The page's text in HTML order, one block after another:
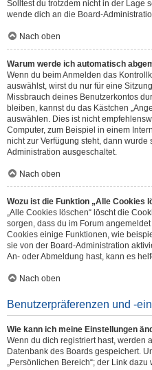
Solltest du trotzdem nicht in der Lage
wende dich an die Board-
Nach oben
Warum werde ich automatisch
Wenn du beim Anmelden das
auswählst, wirst du nur für eine
Missbrauch deines Benutzerkontos
bleiben, kannst du das Kästchen
auswählen. Dies ist nicht
Computer, zum Beispiel in einem
nicht zur Verfügung steht, dann
Administration ausgeschaltet.
Nach oben
Wozu ist die Funktion „Alle Cookies
„Alle Cookies löschen“ löscht die
sorgen, dass du im Forum
Cookies einige Funktionen, wie
sie von der Board-Administration
An- oder Abmeldung hast, kann es
Nach oben
Benutzerpräferenzen und -
Wie kann ich meine Einstellungen
Wenn du dich registriert hast, werden
Datenbank des Boards gespeichert.
„Persönlichen Bereich“; der Link